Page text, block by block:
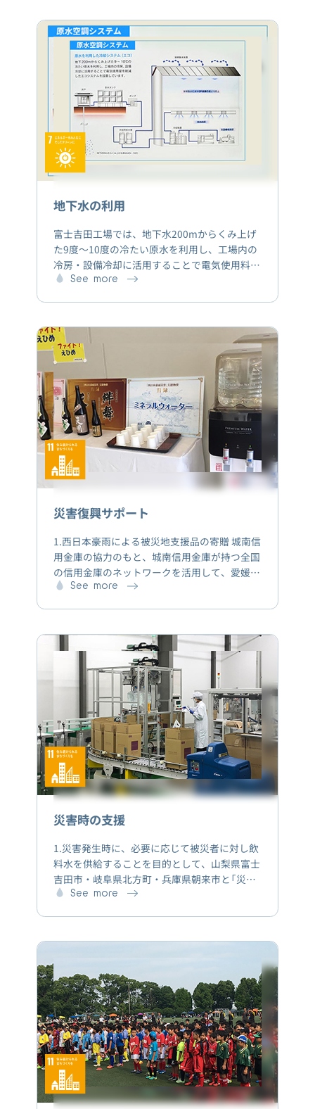
多くの皆さんと共有したい」という想いから、
2015年よりこの取り組みをスタート。支援し
ている水田では一年中お水を溜める農法でお米
を栽培しています。水田で収穫したお米を食べ
ていただくことも地下水保全活動に繋がってい
ると考えています。
地下水の利用
富士吉田工場では、地下水200mからくみ上げ
た9度～10度の冷たい原水を利用し、工場内の
冷房・設備冷却に活用することで電気使用料を
削減したエコシステムを設置しています。
See more
災害復興サポート
1.西日本豪雨による被災地支援品の寄贈 城南信
用金庫の協力のもと、城南信用金庫が持つ全国
の信用金庫のネットワークを活用して、愛媛信
用金庫と連携を行い、2018年7月28日に支援品
寄贈しました。 2.熊本地震における義援金寄付
南阿蘇村の復旧・復興を支援するため、2016
年5月23日～8月31日の期間における南阿蘇天
然水の売上金額の一部（1,624,075円）を南阿蘇
村の義援金窓口を通じて寄付しました。
See more
災害時の支援
1.災害発生時に、必要に応じて被災者に対し飲
料水を供給することを目的として、山梨県富士
吉田市・岐阜県北方町・兵庫県朝来市と「災害
時における飲料水の供給に関する協定」を締結
の無償供給及びウォーターサーバーの無償貸与
ターサーバーは、災害時の備蓄用の水としても
利用が可能です。
See more